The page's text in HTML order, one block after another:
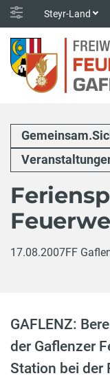
Steyr-Land
17.08.2007FF
GAFLENZ:
der Gaflenzer
Station bei der